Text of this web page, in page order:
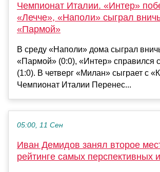
Чемпионат Италии. «Интер»
«Лечче», «Наполи» сыграл
«Пармой»
В среду «Наполи» дома сыграл
«Пармой» (0:0), «Интер» справился
(1:0). В четверг «Милан» сыграет с
Чемпионат Италии Перенес...
05:00, 11 Сен
Иван Демидов занял второе
рейтинге самых перспективных